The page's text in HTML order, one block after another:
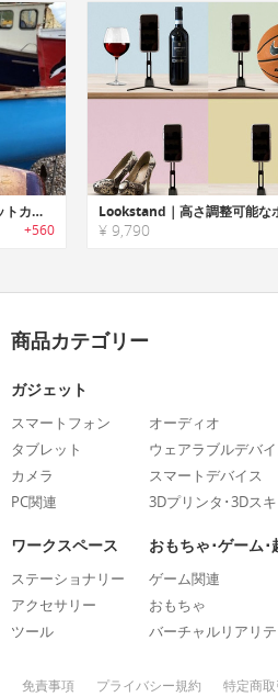
Standeazy Ultra｜クレジットカードサイズの超薄型スマホスタンド「スタンドイージー」
+560 ¥ 9,790
商品カテゴリー
ガジェット
スマートフォン
タブレット
カメラ
PC関連
オーディオ
ウェアラブルデバ
スマートデバイス
3Dプリンタ･3Dス
ワークスペース
ステーショナリー
アクセサリー
ツール
おもちゃ･ゲーム
ゲーム関連
おもちゃ
バーチャルリアリ
免責事項 プライバシー規約 特定商